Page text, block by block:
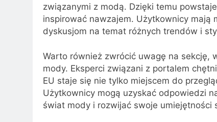
związanymi z modą. Dzięki temu
inspirować nawzajem. Użytkownicy mają
dyskusjom na temat różnych trendów i
Warto również zwrócić uwagę na sekcję,
mody. Eksperci związani z portalem
EU staje się nie tylko miejscem do
Użytkownicy mogą uzyskać odpowiedzi
świat mody i rozwijać swoje umiejętności